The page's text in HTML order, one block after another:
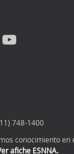
748-1400
conocimiento
afiche ESNNA.